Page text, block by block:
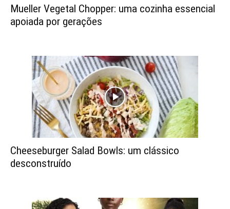
Mueller Vegetal Chopper: uma cozinha essencial
apoiada por gerações
Cheeseburger Salad Bowls: um clássico
desconstruído